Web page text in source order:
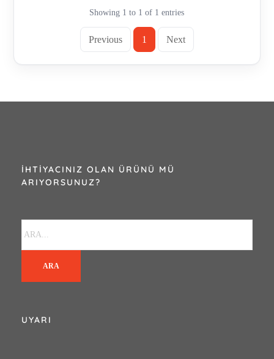
Showing 1 to 1 of 1 entries
Previous 1 Next
İHTIYACINIZ OLAN ÜRÜNÜ MÜ
ARIYORSUNUZ?
ARA
UYARI